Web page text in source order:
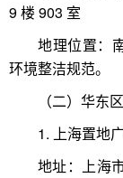
9 楼 903 室
地理位置：
环境整洁规范。
（二）华东
1. 上海置地
地址：上海